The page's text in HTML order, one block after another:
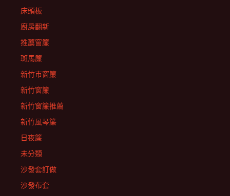
床頭板
廚房翻新
推薦窗簾
斑馬簾
新竹市窗簾
新竹窗簾
新竹窗簾推薦
新竹風琴簾
日夜簾
未分類
沙發套訂做
沙發布套